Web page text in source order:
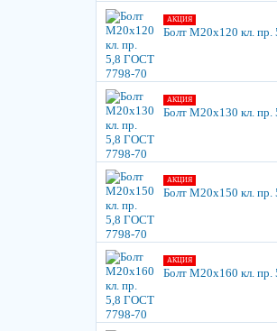
АКЦИЯ
Болт М20х120 кл.
АКЦИЯ
Болт М20х130 кл.
АКЦИЯ
Болт М20х150 кл.
АКЦИЯ
Болт М20х160 кл.